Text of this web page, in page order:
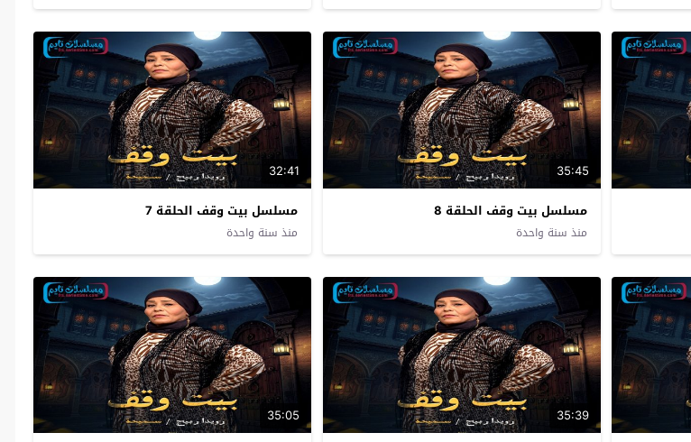
35:45
مسلسل بيت وقف الحلقة 8
منذ سنة واحدة
32:41
مسلسل بيت وقف الحلقة 7
منذ سنة واحدة
35:39
35:05